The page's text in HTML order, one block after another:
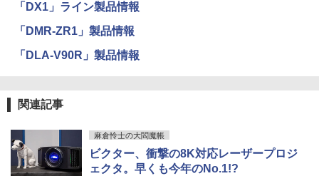
「DX1」ライン製品情報
「DMR-ZR1」製品情報
「DLA-V90R」製品情報
関連記事
麻倉怜士の大閻魔帳
ビクター、衝撃の8K対応レーザープロジ
ェクタ。早くも今年のNo.1!?